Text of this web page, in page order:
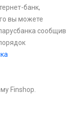
банк,
вы можете
сообщив
Finshop.